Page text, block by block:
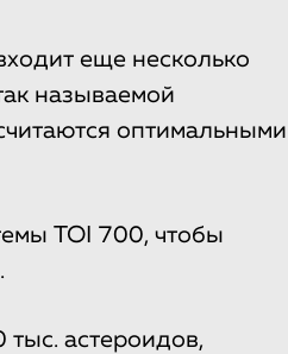
еще несколько
называемой
оптимальными
TOI 700, чтобы
астероидов,